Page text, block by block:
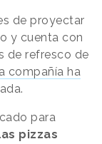
de proyectar
y cuenta con
de refresco de
compañía ha
para
pizzas